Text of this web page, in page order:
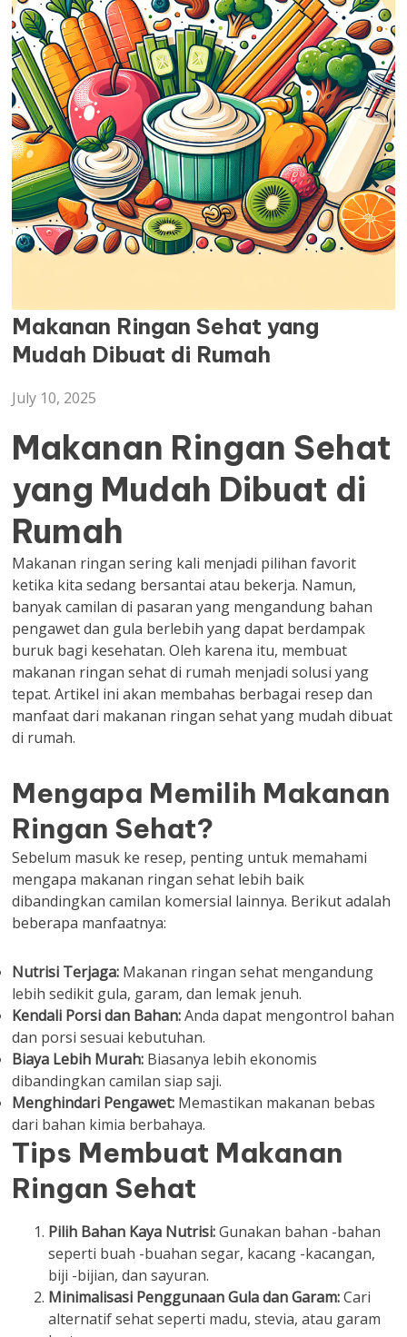
Makanan Ringan Sehat yang
Mudah Dibuat di Rumah
July 10, 2025
Makanan Ringan Sehat
yang Mudah Dibuat di
Rumah
Makanan ringan sering kali menjadi pilihan favorit
ketika kita sedang bersantai atau bekerja. Namun,
banyak camilan di pasaran yang mengandung bahan
pengawet dan gula berlebih yang dapat berdampak
buruk bagi kesehatan. Oleh karena itu, membuat
makanan ringan sehat di rumah menjadi solusi yang
tepat. Artikel ini akan membahas berbagai resep dan
manfaat dari makanan ringan sehat yang mudah dibuat
di rumah.
Mengapa Memilih Makanan
Ringan Sehat?
Sebelum masuk ke resep, penting untuk memahami
mengapa makanan ringan sehat lebih baik
dibandingkan camilan komersial lainnya. Berikut adalah
beberapa manfaatnya:
Nutrisi Terjaga: Makanan ringan sehat mengandung
lebih sedikit gula, garam, dan lemak jenuh.
Kendali Porsi dan Bahan:Anda dapat mengontrol bahan
dan porsi sesuai kebutuhan.
Biaya Lebih Murah: Biasanya lebih ekonomis
dibandingkan camilan siap saji.
Menghindari Pengawet: Memastikan makanan bebas
dari bahan kimia berbahaya.
Tips Membuat Makanan
Ringan Sehat
Pilih Bahan Kaya Nutrisi:Gunakan bahan -bahan
seperti buah -buahan segar, kacang -kacangan,
biji -bijian, dan sayuran.
Minimalisasi Penggunaan Gula dan Garam:Cari
alternatif sehat seperti madu, stevia, atau garam